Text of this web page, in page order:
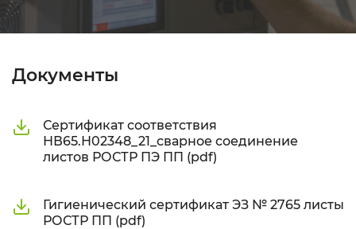
Документы
Сертификат соответствия
НВ65.Н02348_21_сварное соединение
листов РОСТР ПЭ ПП (pdf)
Гигиенический сертификат ЭЗ № 2765 листы
РОСТР ПП (pdf)